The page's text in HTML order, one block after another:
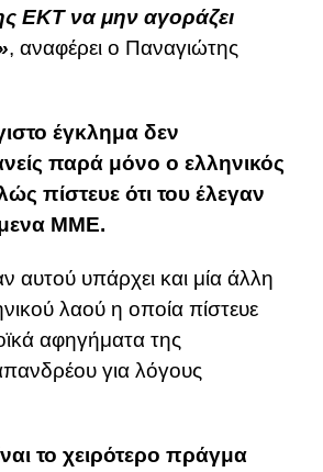
ΕΚΤ να μην αγοράζει
, αναφέρει ο Παναγιώτης
έγκλημα δεν
παρά μόνο ο ελληνικός
πίστευε ότι του έλεγαν
ΜΜΕ.
αυτού υπάρχει και μία άλλη
λαού η οποία πίστευε
αφηγήματα της
για λόγους
το χειρότερο πράγμα